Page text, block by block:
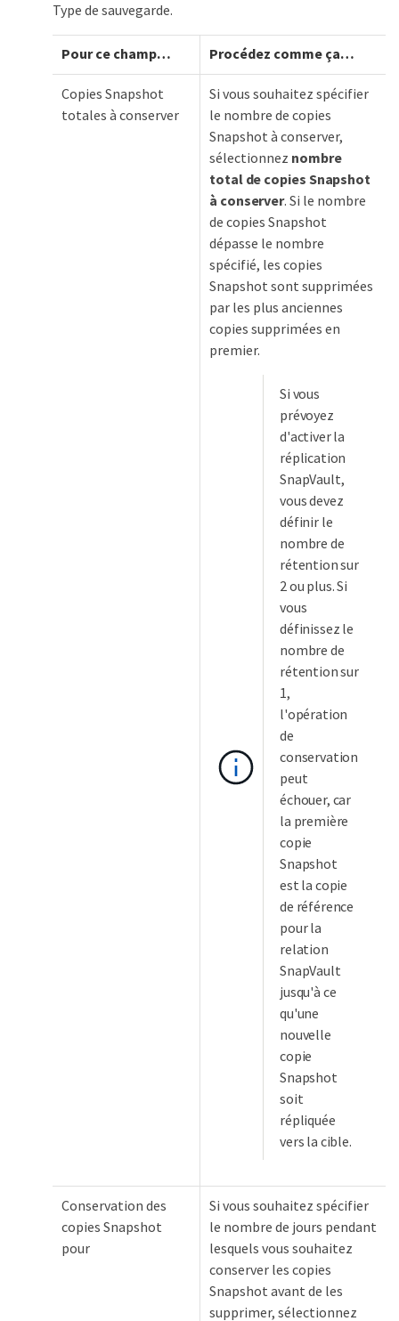
Type de sauvegarde.
Pour ce champ…​ Procédez comme ça…​
Copies Snapshot
totales à conserver
Si vous souhaitez spécifier
le nombre de copies
Snapshot à conserver,
sélectionnez nombre
total de copies Snapshot
à conserver. Si le nombre
de copies Snapshot
dépasse le nombre
spécifié, les copies
Snapshot sont supprimées
par les plus anciennes
copies supprimées en
premier.
Si vous
prévoyez
d'activer la
réplication
SnapVault,
vous devez
définir le
nombre de
rétention sur
2 ou plus. Si
vous
définissez le
nombre de
rétention sur
1,
l'opération
de
conservation
peut
échouer, car
la première
copie
Snapshot
est la copie
de référence
pour la
relation
SnapVault
jusqu'à ce
qu'une
nouvelle
copie
Snapshot
soit
répliquée
vers la cible.
Conservation des
copies Snapshot
pour
Si vous souhaitez spécifier
le nombre de jours pendant
lesquels vous souhaitez
conserver les copies
Snapshot avant de les
supprimer, sélectionnez